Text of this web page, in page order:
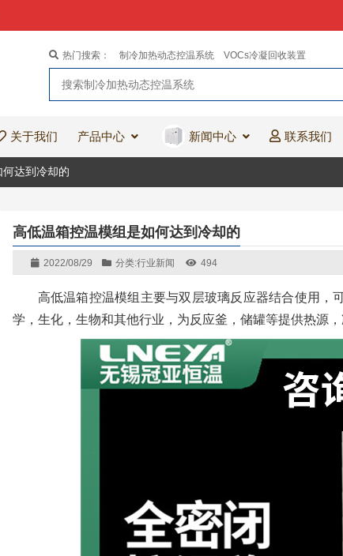
热门搜索： 制冷加热动态控温系统 VOCs冷凝回收装置
关于我们 产品中心 新闻中心 联系我们
达到冷却的
高低温箱控温模组是如何达到冷却的
2022/08/29 分类:行业新闻 494
高低温箱控温模组主要与双层玻璃反应器结合使用，
学，生化，生物和其他行业，为反应釜，储罐等提供热源